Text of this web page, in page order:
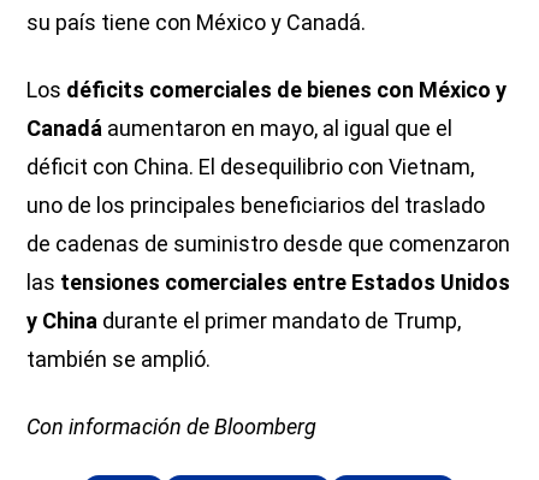
su país tiene con México y Canadá.
Los déficits comerciales de bienes con México y
Canadá aumentaron en mayo, al igual que el
déficit con China. El desequilibrio con Vietnam,
uno de los principales beneficiarios del traslado
de cadenas de suministro desde que comenzaron
las tensiones comerciales entre Estados Unidos
y China durante el primer mandato de Trump,
también se amplió.
Con información de Bloomberg